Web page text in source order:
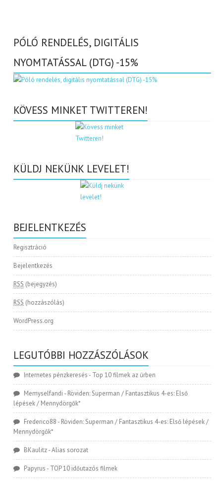
PÓLÓ RENDELÉS, DIGITÁLIS
NYOMTATÁSSAL (DTG) -15%
KÖVESS MINKET TWITTEREN!
KÜLDJ NEKÜNK LEVELET!
BEJELENTKEZÉS
Regisztráció
Bejelentkezés
RSS (bejegyzés)
RSS (hozzászólás)
WordPress.org
LEGUTÓBBI HOZZÁSZÓLÁSOK
Internetes pénzkeresés - Top 10 filmek az űrben
Memyselfandi - Röviden: Superman / Fantasztikus 4-es: Első
lépések / Mennydörgők*
Frederico88 - Röviden: Superman / Fantasztikus 4-es: Első lépések /
Mennydörgők*
BKaulitz-Alias sorozat
Papyrus - TOP 10 időutazós filmek